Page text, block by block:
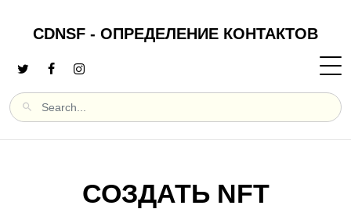
CDNSF - ОПРЕДЕЛЕНИЕ КОНТАКТОВ
СОЗДАТЬ NFT